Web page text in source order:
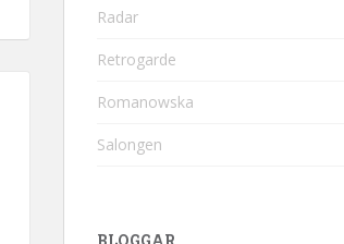
Radar
Retrogarde
Romanowska
Salongen